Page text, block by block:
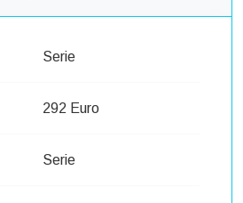
Serie
292 Euro
Serie